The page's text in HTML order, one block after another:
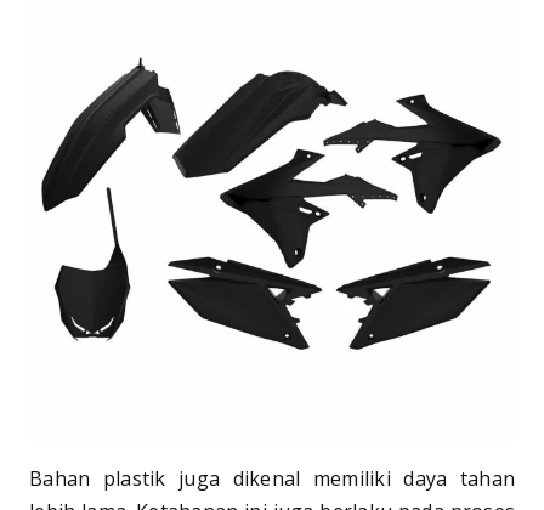
Bahan plastik juga dikenal memiliki daya tahan